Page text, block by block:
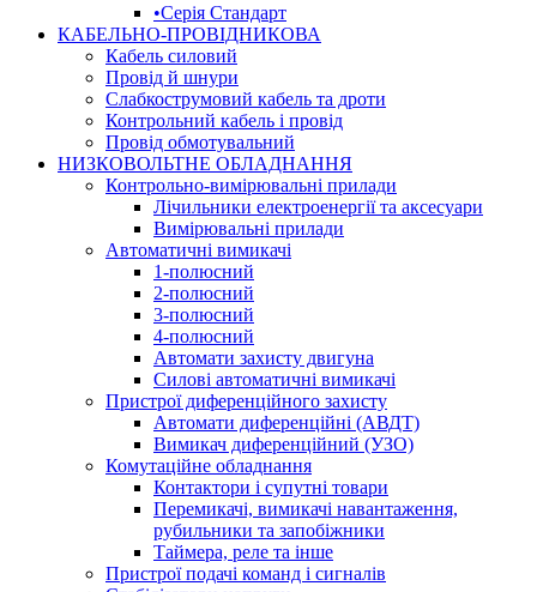
•Серія Стандарт
КАБЕЛЬНО-ПРОВІДНИКОВА
Кабель силовий
Провід й шнури
Слабкострумовий кабель та дроти
Контрольний кабель і провід
Провід обмотувальний
НИЗКОВОЛЬТНЕ ОБЛАДНАННЯ
Контрольно-вимірювальні прилади
Лічильники електроенергії та аксесуари
Вимірювальні прилади
Автоматичні вимикачі
1-полюсний
2-полюсний
3-полюсний
4-полюсний
Автомати захисту двигуна
Силові автоматичні вимикачі
Пристрої диференційного захисту
Автомати диференційні (АВДТ)
Вимикач диференційний (УЗО)
Комутаційне обладнання
Контактори і супутні товари
Перемикачі, вимикачі навантаження,
рубильники та запобіжники
Таймера, реле та інше
Пристрої подачі команд і сигналів